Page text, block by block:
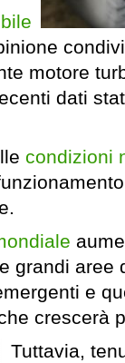
motore
dati
condizioni
grandi aree
e
crescerà
Tuttavia,